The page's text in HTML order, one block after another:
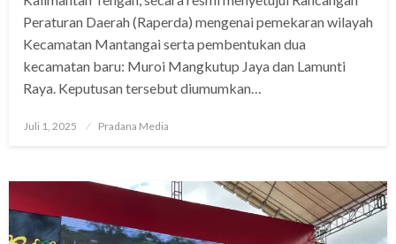
Peraturan Daerah (Raperda) mengenai pemekaran wilayah
Kecamatan Mantangai serta pembentukan dua
kecamatan baru: Muroi Mangkutup Jaya dan Lamunti
Raya. Keputusan tersebut diumumkan…
Juli 1, 2025 Pradana Media